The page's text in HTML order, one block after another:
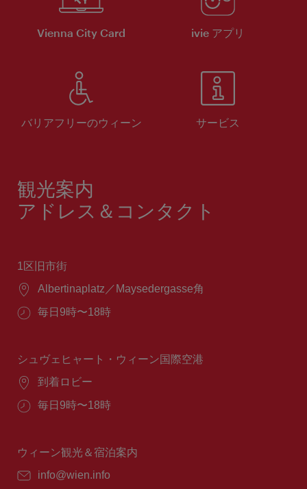
Vienna City Card ivie アプリ
バリアフリーのウィーン サービス
観光案内
アドレス＆コンタクト
1区旧市街
場
Albertinaplatz／Maysedergasse角
営
間：
毎日9時〜18時
シュヴェヒャート・ウィーン国際空港
場
到着ロビー
営
間：
毎日9時〜18時
ウィーン観光＆宿泊案内
E
info@wien.info